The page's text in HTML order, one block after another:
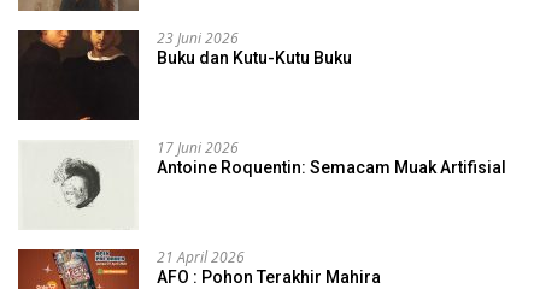
23 Juni 2026
Buku dan Kutu-Kutu Buku
17 Juni 2026
Antoine Roquentin: Semacam Muak Artifisial
21 April 2026
AFO : Pohon Terakhir Mahira